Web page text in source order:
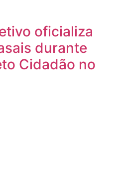
oficializa
durante
Cidadão no